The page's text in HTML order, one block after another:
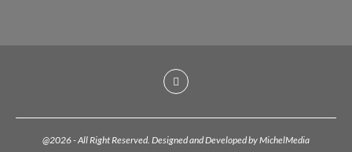
@2026 - All Right Reserved. Designed and Developed by MichelMedia